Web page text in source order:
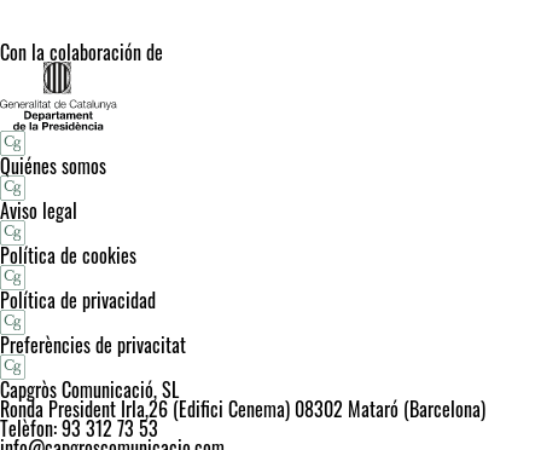
Con la colaboración de
Quiénes somos
Aviso legal
Política de cookies
Política de privacidad
Preferències de privacitat
Capgròs Comunicació, SL
Ronda President Irla,26 (Edifici Cenema) 08302 Mataró (Barcelona)
Telèfon: 93 312 73 53